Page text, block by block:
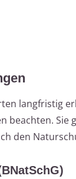
langfristig
beachten. Sie
den